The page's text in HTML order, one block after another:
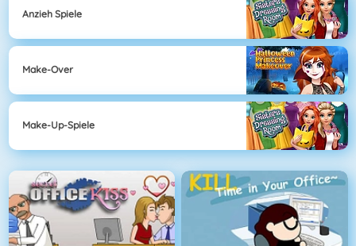
Anzieh Spiele
Make-Over
Make-Up-Spiele